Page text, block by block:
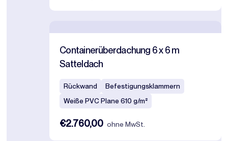
Containerüberdachung 6 x 6 m
Satteldach
Rückwand
Befestigungsklammern
Weiße PVC Plane 610 g/m²
€2.760,00 ohne MwSt.